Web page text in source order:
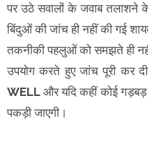
पर उठे सवालों के जवाब तलाशने
बिंदुओं की जांच ही नहीं की गई
तकनीकी पहलुओं को समझते ही
उपयोग करते हुए जांच पूरी कर
WELL और यदि कहीं कोई गड़बड़
पकड़ी जाएगी।